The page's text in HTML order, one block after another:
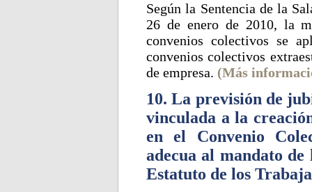
Según la Sentencia de la
26 de enero de 2010, la
convenios colectivos se
convenios colectivos
de empresa. (Más
10. La previsión de
vinculada a la
en el Convenio
adecua al mandato
Estatuto de los